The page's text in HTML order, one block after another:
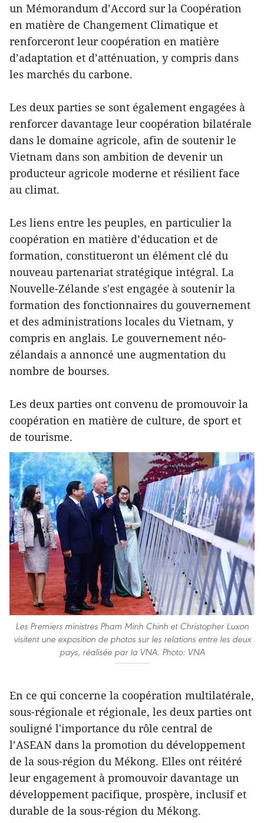
un Mémorandum d’Accord sur la Coopération
en matière de Changement Climatique et
renforceront leur coopération en matière
d’adaptation et d’atténuation, y compris dans
les marchés du carbone.
Les deux parties se sont également engagées à
renforcer davantage leur coopération bilatérale
dans le domaine agricole, afin de soutenir le
Vietnam dans son ambition de devenir un
producteur agricole moderne et résilient face
au climat.
Les liens entre les peuples, en particulier la
coopération en matière d’éducation et de
formation, constitueront un élément clé du
nouveau partenariat stratégique intégral. La
Nouvelle-Zélande s'est engagée à soutenir la
formation des fonctionnaires du gouvernement
et des administrations locales du Vietnam, y
compris en anglais. Le gouvernement néo-
zélandais a annoncé une augmentation du
nombre de bourses.
Les deux parties ont convenu de promouvoir la
coopération en matière de culture, de sport et
de tourisme.
Les Premiers ministres Pham Minh Chinh et Christopher Luxon
visitent une exposition de photos sur les relations entre les deux
pays, réalisée par la VNA. Photo: VNA
En ce qui concerne la coopération multilatérale,
sous-régionale et régionale, les deux parties ont
souligné l'importance du rôle central de
l’ASEAN dans la promotion du développement
de la sous-région du Mékong. Elles ont réitéré
leur engagement à promouvoir davantage un
développement pacifique, prospère, inclusif et
durable de la sous-région du Mékong.